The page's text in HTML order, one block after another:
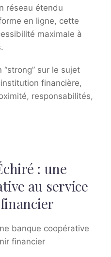
réseau étendu
en ligne, cette
maximale à
sur le sujet
financière,
responsabilités,
: une
au service
banque coopérative
financier